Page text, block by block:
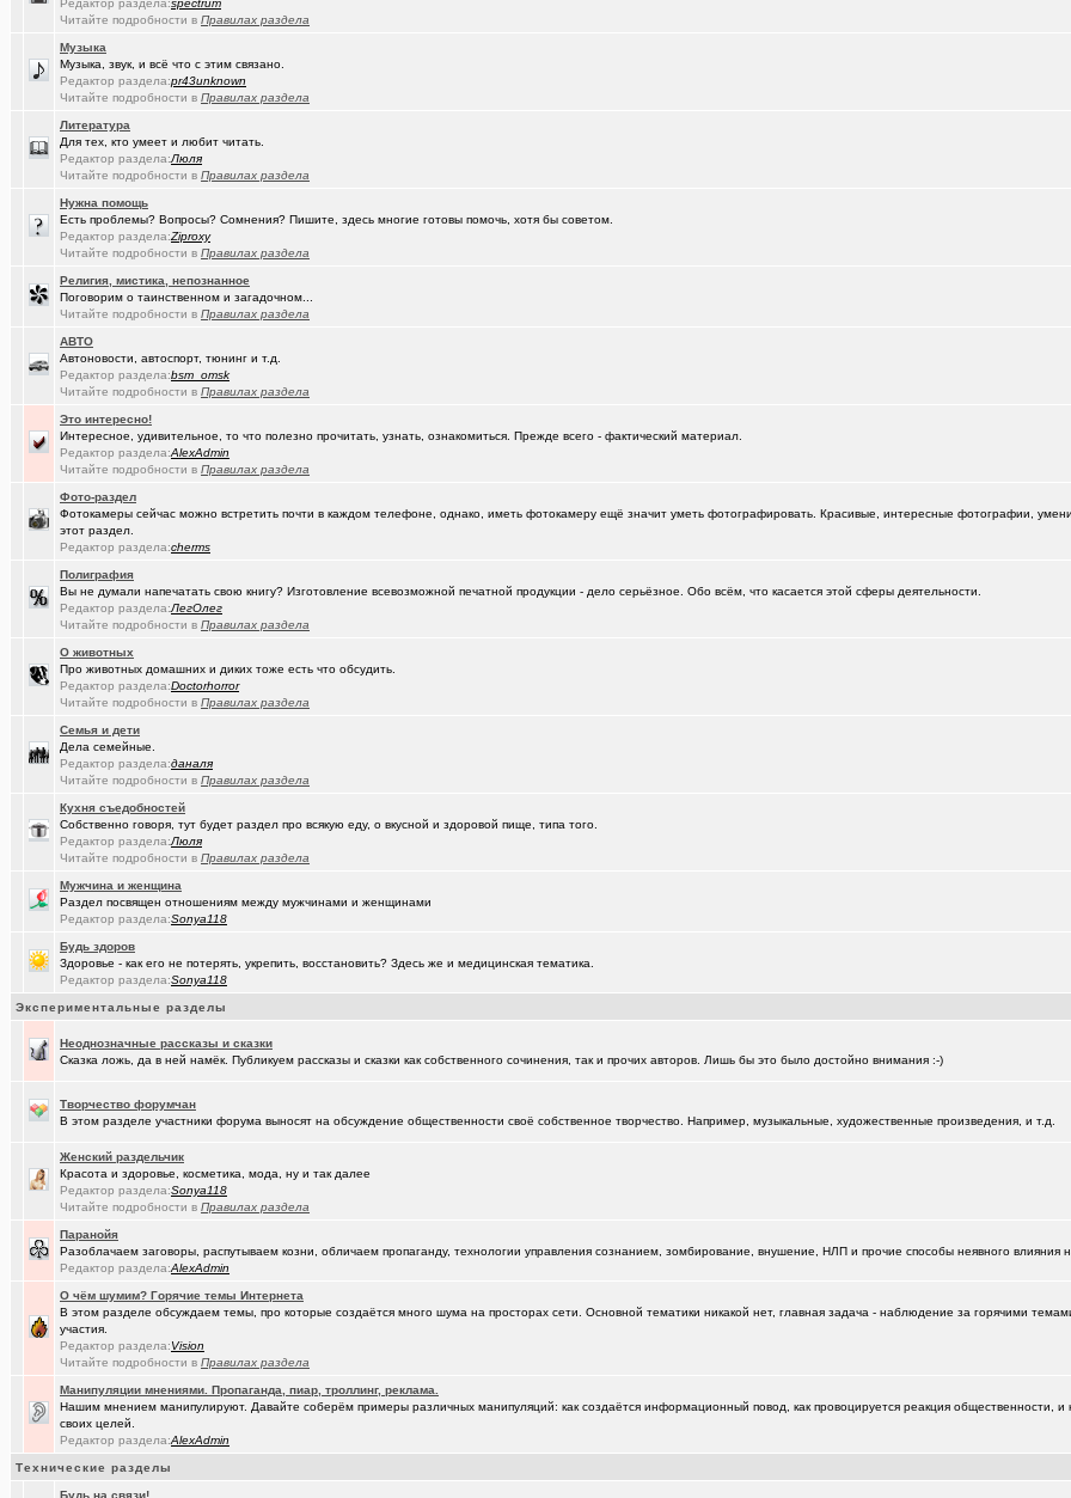
Ключ дверной цилиндрический сделать
ищу риэдтора (халвамес)
Жилищный вопрос (халвамес)
Где ремонтируют Oculus Quest?(Google-M..)
Почему в городе не отключают отопление?(Igorillo) +126
Какое выбрать отопление для частного дома?
механика интеллекта(karaganda)
поворот на лето!(FdOOcHЪ) +136
Самогоноварение. Кто как?(интересу..)
Какие буквы на гос. номере сейчас идут???(Paranoid) +487
АКПП матиз. Ремонтировать или менять?
А ТЫ слепил снеговика?!!! :)))
Доброй ночи :) (Vector)
С наступающим 2026 годом!
Где можно отремонтировать вязаную варежку?
Молодые таланты классической гитары - Майя Казарина
Музыкальные вкус - поговорим?
Залезть в древний нетбук
Автофлудилка(Гормон р..) +21803
коворкинг проекты(Shell666)
Betatransfer.net - прием платежей для HIGH RISK проектов(seter91)
Владимир Шандриков(Александ..)
7я.ТВ и Я.ru (Омские кабельные сети)
Ищу Маяк 205(Александ..)
Доколе!?(Моеимяза..)
Автоматизация домашнего учета ЖКХ и многое другое ...
двойное гражданство(drob_vv_..)
Задолбали расклейщики рекламы(spyfreem..) +3
Как это понимать ?(JUMPER) +7
А что вы сейчас готовите?
прописка она же регистрация(drob_vv_..)
Роскосмос возвращается (karaganda) +39
Нерадивые расклейщики рекламы
ОК Восток-Запад - что это, кто это?!
Редактор раздела:spectrum
Читайте подробности в Правилах раздела
Музыка
Музыка, звук, и всё что с этим связано.
Редактор раздела:pr43unknown
Читайте подробности в Правилах раздела
Литература
Для тех, кто умеет и любит читать.
Редактор раздела:Люля
Читайте подробности в Правилах раздела
Нужна помощь
Есть проблемы? Вопросы? Сомнения? Пишите, здесь многие готовы помочь, хотя бы советом.
Редактор раздела:Ziproxy
Читайте подробности в Правилах раздела
Религия, мистика, непознанное
Поговорим о таинственном и загадочном...
Читайте подробности в Правилах раздела
АВТО
Автоновости, автоспорт, тюнинг и т.д.
Редактор раздела:bsm_omsk
Читайте подробности в Правилах раздела
Это интересно!
Интересное, удивительное, то что полезно прочитать, узнать, ознакомиться. Прежде всего - фактический материал.
Редактор раздела:AlexAdmin
Читайте подробности в Правилах раздела
Фото-раздел
Фотокамеры сейчас можно встретить почти в каждом телефоне, однако, иметь фотокамеру ещё значит уметь фотографировать. Красивые, интересные фотографии,
этот раздел.
Редактор раздела:cherms
Полиграфия
Вы не думали напечатать свою книгу? Изготовление всевозможной печатной продукции - дело серьёзное. Обо всём, что касается этой сферы деятельности.
Редактор раздела:ЛегОлег
Читайте подробности в Правилах раздела
О животных
Про животных домашних и диких тоже есть что обсудить.
Редактор раздела:Doctorhorror
Читайте подробности в Правилах раздела
Семья и дети
Дела семейные.
Редактор раздела:даналя
Читайте подробности в Правилах раздела
Кухня съедобностей
Собственно говоря, тут будет раздел про всякую еду, о вкусной и здоровой пище, типа того.
Редактор раздела:Люля
Читайте подробности в Правилах раздела
Мужчина и женщина
Раздел посвящен отношениям между мужчинами и женщинами
Редактор раздела:Sonya118
Будь здоров
Здоровье - как его не потерять, укрепить, восстановить? Здесь же и медицинская тематика.
Редактор раздела:Sonya118
Экспериментальные разделы
Неоднозначные рассказы и сказки
Сказка ложь, да в ней намёк. Публикуем рассказы и сказки как собственного сочинения, так и прочих авторов. Лишь бы это было достойно внимания :-)
Творчество форумчан
В этом разделе участники форума выносят на обсуждение общественности своё собственное творчество. Например, музыкальные, художественные произведения, и т.д.
Женский раздельчик
Красота и здоровье, косметика, мода, ну и так далее
Редактор раздела:Sonya118
Читайте подробности в Правилах раздела
Паранойя
Разоблачаем заговоры, распутываем козни, обличаем пропаганду, технологии управления сознанием, зомбирование, внушение, НЛП и прочие способы неявного влияния
Редактор раздела:AlexAdmin
О чём шумим? Горячие темы Интернета
В этом разделе обсуждаем темы, про которые создаётся много шума на просторах сети. Основной тематики никакой нет, главная задача - наблюдение за горячими
участия.
Редактор раздела:Vision
Читайте подробности в Правилах раздела
Манипуляции мнениями. Пропаганда, пиар, троллинг, реклама.
Нашим мнением манипулируют. Давайте соберём примеры различных манипуляций: как создаётся информационный повод, как провоцируется реакция общественности, и
своих целей.
Редактор раздела:AlexAdmin
Технические разделы
Будь на связи!